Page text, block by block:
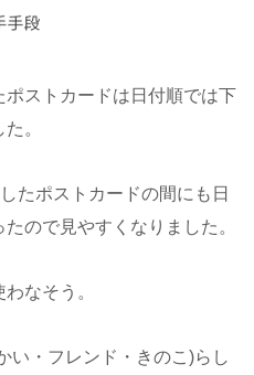
ストカードは日付順では下
。
たポストカードの間にも日
ので見やすくなりました。
なそう。
い・フレンド・きのこ)らし